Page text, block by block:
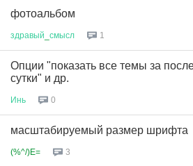
фотоальбом
здравый смысл 1
Опции "показать все темы за
сутки" и др.
Инь 0
масштабируемый размер шрифта
(%^/)E= 3